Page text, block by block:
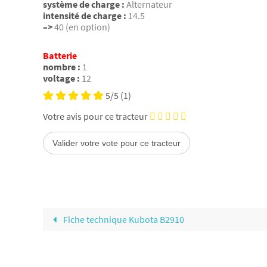
système de charge : Alternateur
intensité de charge : 14.5
–>40 (en option)
Batterie
nombre : 1
voltage : 12
5/5 (1)
Votre avis pour ce tracteur
Fiche technique Kubota B2910